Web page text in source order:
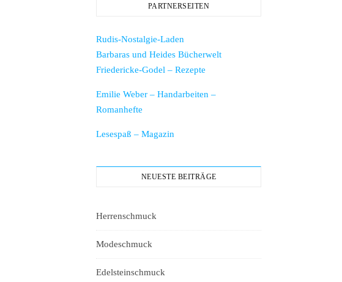
PARTNERSEITEN
Rudis-Nostalgie-Laden
Barbaras und Heides Bücherwelt
Friedericke-Godel – Rezepte
Emilie Weber – Handarbeiten –
Romanhefte
Lesespaß – Magazin
NEUESTE BEITRÄGE
Herrenschmuck
Modeschmuck
Edelsteinschmuck